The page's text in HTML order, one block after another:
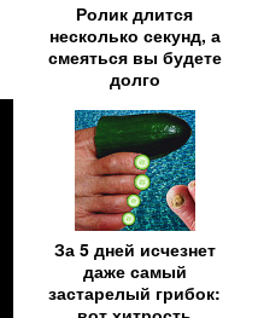
Ролик длится
несколько секунд, а
смеяться вы будете
долго
За 5 дней исчезнет
даже самый
застарелый грибок: